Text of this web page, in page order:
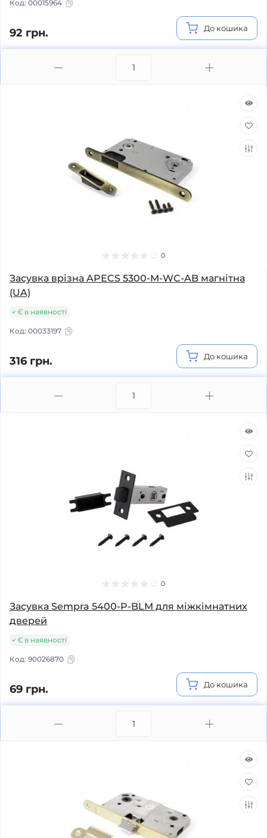
Код: 00015964
92 грн. До кошика
0
Засувка врізна APECS 5300-M-WC-AB магнітна
(UA)
Є в наявності
Код: 00033197
316 грн. До кошика
0
Засувка Sempra 5400-P-BLM для міжкімнатних
дверей
Є в наявності
Код: 90026870
69 грн. До кошика